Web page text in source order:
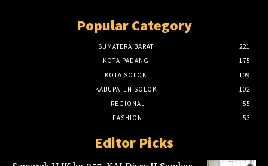
Popular Category
SUMATERA BARAT
221
KOTA PADANG
175
KOTA SOLOK
109
KABUPATEN SOLOK
102
REGIONAL
55
FASHION
53
Editor Picks